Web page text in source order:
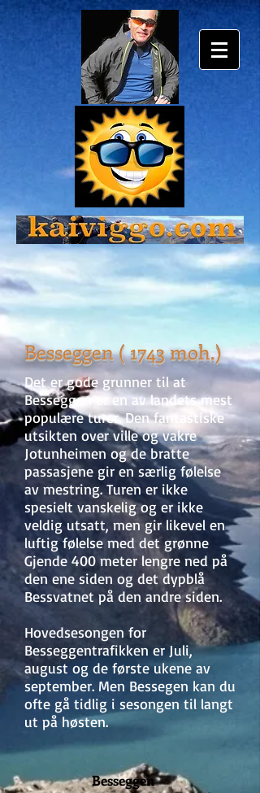
Besseggen ( 1743 moh.)
Det er gode grunner til at
Besseggen er en av landets mest
populære turer. Den fantastiske
utsikten over ville og vakre
Jotunheimen og de bratte
passasjene gir en særlig følelse
av mestring. Turen er ikke
spesielt vanskelig og er ikke
veldig utsatt, men gir likevel en
luftig følelse med det grønne
Gjende 400 meter lengre ned på
den ene siden og det dypblå
Bessvatnet på den andre siden.
Hovedsesongen for
Besseggentrafikken er Juli,
august og de første ukene av
september. Men Bessegen kan du
ofte gå tidlig i sesongen til langt
ut på høsten.
Besseggen